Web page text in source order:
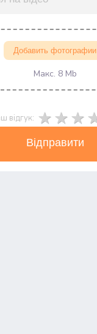
Добавить фотографии
Макс. 8 Mb
відгук:
Відправити